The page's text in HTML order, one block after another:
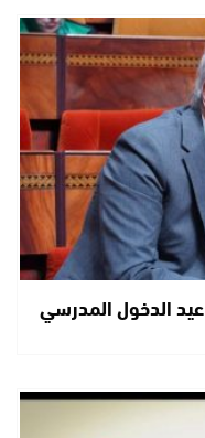
الدخول المدرسي